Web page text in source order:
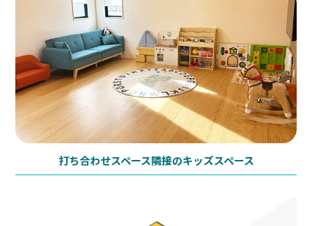
打ち合わせスペース隣接のキッズスペース